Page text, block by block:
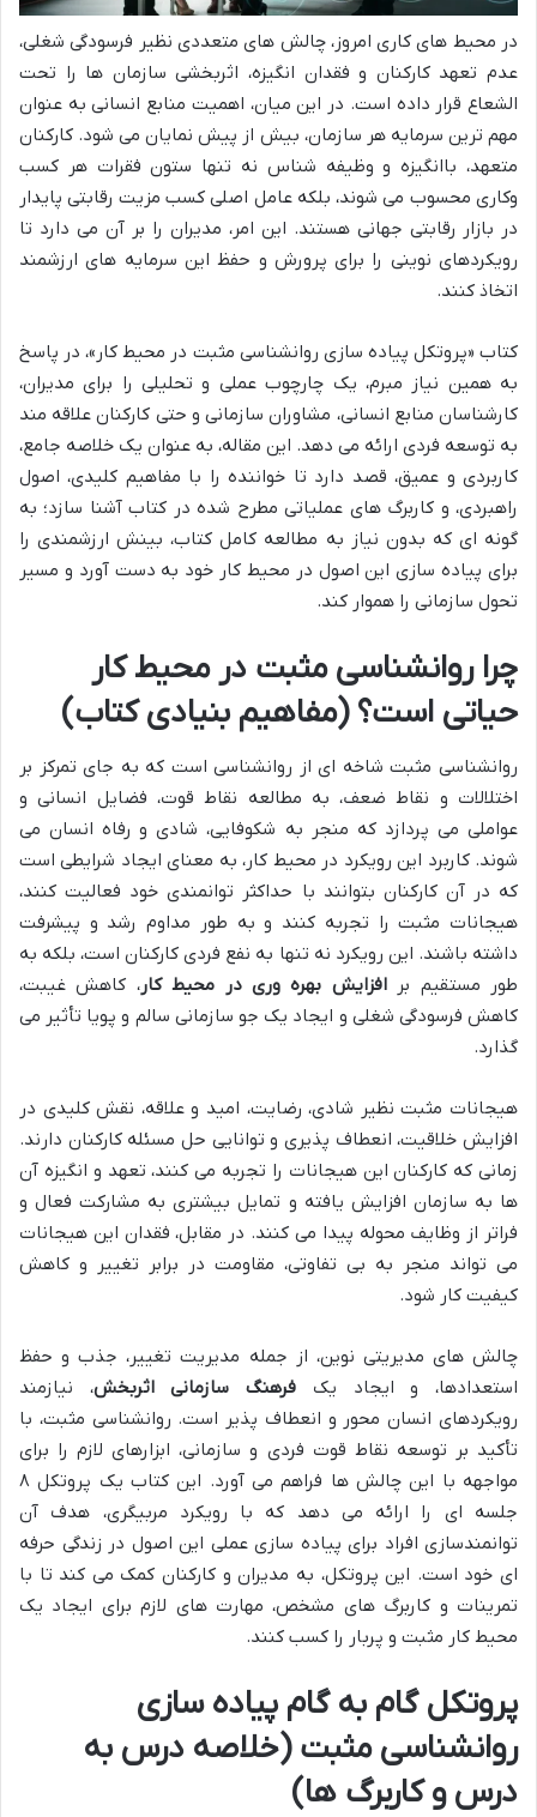
در محیط های کاری امروز، چالش های متعددی نظیر فرسودگی شغلی،
عدم تعهد کارکنان و فقدان انگیزه، اثربخشی سازمان ها را تحت
الشعاع قرار داده است. در این میان، اهمیت منابع انسانی به عنوان
مهم ترین سرمایه هر سازمان، بیش از پیش نمایان می شود. کارکنان
متعهد، باانگیزه و وظیفه شناس نه تنها ستون فقرات هر کسب
وکاری محسوب می شوند، بلکه عامل اصلی کسب مزیت رقابتی پایدار
در بازار رقابتی جهانی هستند. این امر، مدیران را بر آن می دارد تا
رویکردهای نوینی را برای پرورش و حفظ این سرمایه های ارزشمند
اتخاذ کنند.
کتاب «پروتکل پیاده سازی روانشناسی مثبت در محیط کار»، در پاسخ
به همین نیاز مبرم، یک چارچوب عملی و تحلیلی را برای مدیران،
کارشناسان منابع انسانی، مشاوران سازمانی و حتی کارکنان علاقه مند
به توسعه فردی ارائه می دهد. این مقاله، به عنوان یک خلاصه جامع،
کاربردی و عمیق، قصد دارد تا خواننده را با مفاهیم کلیدی، اصول
راهبردی، و کاربرگ های عملیاتی مطرح شده در کتاب آشنا سازد؛ به
گونه ای که بدون نیاز به مطالعه کامل کتاب، بینش ارزشمندی را
برای پیاده سازی این اصول در محیط کار خود به دست آورد و مسیر
تحول سازمانی را هموار کند.
چرا روانشناسی مثبت در محیط کار
حیاتی است؟ (مفاهیم بنیادی کتاب)
روانشناسی مثبت شاخه ای از روانشناسی است که به جای تمرکز بر
اختلالات و نقاط ضعف، به مطالعه نقاط قوت، فضایل انسانی و
عواملی می پردازد که منجر به شکوفایی، شادی و رفاه انسان می
شوند. کاربرد این رویکرد در محیط کار، به معنای ایجاد شرایطی است
که در آن کارکنان بتوانند با حداکثر توانمندی خود فعالیت کنند،
هیجانات مثبت را تجربه کنند و به طور مداوم رشد و پیشرفت
داشته باشند. این رویکرد نه تنها به نفع فردی کارکنان است، بلکه به
طور مستقیم برافزایش بهره وری در محیط کار، کاهش غیبت،
کاهش فرسودگی شغلی و ایجاد یک جو سازمانی سالم و پویا تأثیر می
گذارد.
هیجانات مثبت نظیر شادی، رضایت، امید و علاقه، نقش کلیدی در
افزایش خلاقیت، انعطاف پذیری و توانایی حل مسئله کارکنان دارند.
زمانی که کارکنان این هیجانات را تجربه می کنند، تعهد و انگیزه آن
ها به سازمان افزایش یافته و تمایل بیشتری به مشارکت فعال و
فراتر از وظایف محوله پیدا می کنند. در مقابل، فقدان این هیجانات
می تواند منجر به بی تفاوتی، مقاومت در برابر تغییر و کاهش
کیفیت کار شود.
چالش های مدیریتی نوین، از جمله مدیریت تغییر، جذب و حفظ
استعدادها، و ایجاد یک فرهنگ سازمانی اثربخش، نیازمند
رویکردهای انسان محور و انعطاف پذیر است. روانشناسی مثبت، با
تأکید بر توسعه نقاط قوت فردی و سازمانی، ابزارهای لازم را برای
مواجهه با این چالش ها فراهم می آورد. این کتاب یک پروتکل ۸
جلسه ای را ارائه می دهد که با رویکرد مربیگری، هدف آن
توانمندسازی افراد برای پیاده سازی عملی این اصول در زندگی حرفه
ای خود است. این پروتکل، به مدیران و کارکنان کمک می کند تا با
تمرینات و کاربرگ های مشخص، مهارت های لازم برای ایجاد یک
محیط کار مثبت و پربار را کسب کنند.
پروتکل گام به گام پیاده سازی
روانشناسی مثبت (خلاصه درس به
درس و کاربرگ ها)